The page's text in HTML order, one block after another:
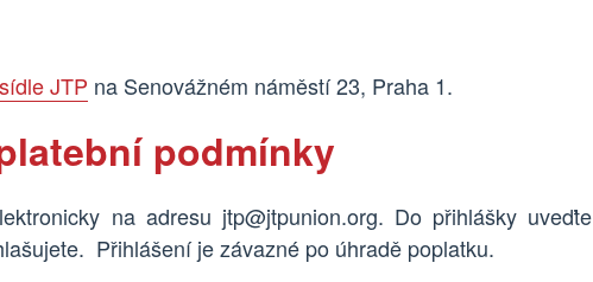
JTP na Senovážném náměstí 23, Praha 1.
podmínky
na adresu jtp@jtpunion.org. Do přihlášky uveďte
Přihlášení je závazné po úhradě poplatku.